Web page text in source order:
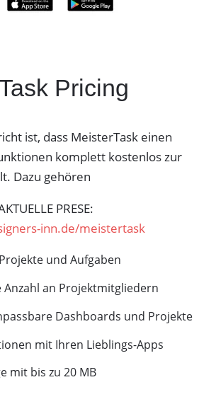
Pricing
ist, dass MeisterTask einen
komplett kostenlos zur
Dazu gehören
PRESE:
inn.de/meistertask
und Aufgaben
Anzahl an Projektmitgliedern
Dashboards und Projekte
mit Ihren Lieblings-Apps
mit bis zu 20 MB